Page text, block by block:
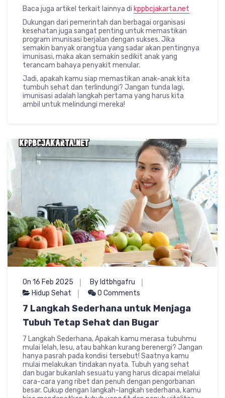
Baca juga artikel terkait lainnya di kppbcjakarta.net
Dukungan dari pemerintah dan berbagai organisasi
kesehatan juga sangat penting untuk memastikan
program imunisasi berjalan dengan sukses. Jika
semakin banyak orangtua yang sadar akan pentingnya
imunisasi, maka akan semakin sedikit anak yang
terancam bahaya penyakit menular.
Jadi, apakah kamu siap memastikan anak-anak kita
tumbuh sehat dan terlindungi? Jangan tunda lagi,
imunisasi adalah langkah pertama yang harus kita
ambil untuk melindungi mereka!
On 16 Feb 2025
By ldtbhgafru
Hidup Sehat
0 Comments
7 Langkah Sederhana untuk Menjaga
Tubuh Tetap Sehat dan Bugar
7 Langkah Sederhana, Apakah kamu merasa tubuhmu
mulai lelah, lesu, atau bahkan kurang berenergi? Jangan
hanya pasrah pada kondisi tersebut! Saatnya kamu
mulai melakukan tindakan nyata. Tubuh yang sehat
dan bugar bukanlah sesuatu yang harus dicapai melalui
cara-cara yang ribet dan penuh dengan pengorbanan
besar. Cukup dengan langkah-langkah sederhana, kamu